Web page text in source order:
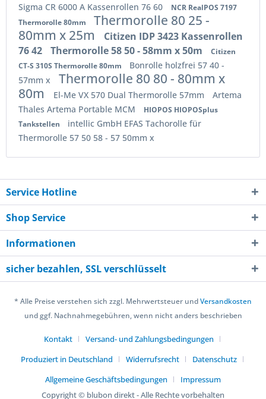
Sigma CR 6000 A Kassenrollen 76 60
NCR RealPOS 7197
Thermorolle 80mm
Thermorolle 80 25 -
80mm x 25m
Citizen IDP 3423 Kassenrollen
76 42
Thermorolle 58 50 - 58mm x 50m
Citizen
CT-S 310S Thermorolle 80mm
Bonrolle holzfrei 57 40 -
57mm x
Thermorolle 80 80 - 80mm x
80m
El-Me VX 570 Dual Thermorolle 57mm
Artema
Thales Artema Portable MCM
HIOPOS HIOPOSplus
Tankstellen
intellic GmbH EFAS Tachorolle für
Thermorolle 57 50 58 - 57 50mm x
Service Hotline
Shop Service
Informationen
sicher bezahlen, SSL verschlüsselt
* Alle Preise verstehen sich zzgl. Mehrwertsteuer undVersandkosten
und ggf. Nachnahmegebühren, wenn nicht anders beschrieben
Kontakt
Versand- und Zahlungsbedingungen
Produziert in Deutschland
Widerrufsrecht
Datenschutz
Allgemeine Geschäftsbedingungen
Impressum
Copyright © blubon direkt - Alle Rechte vorbehalten